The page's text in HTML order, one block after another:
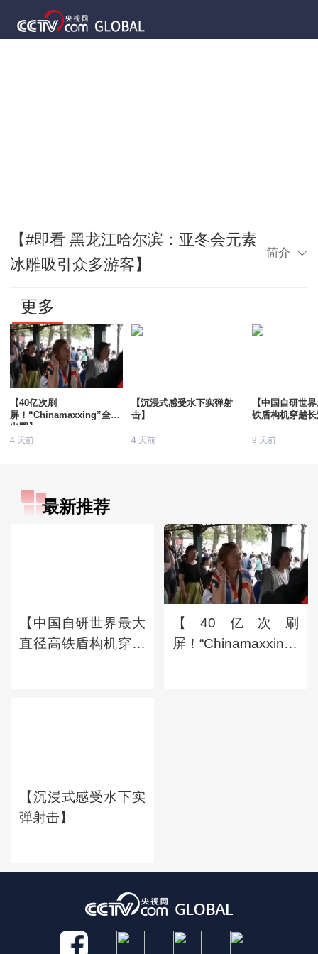
【#即看 黑龙江哈尔滨：亚冬会元素
冰雕吸引众多游客】
简介
更多
【40亿次刷
屏！“Chinamaxxing”全球
出圈】
4 天前
【沉浸式感受水下实弹射
击】
4 天前
【中国自研世
铁盾构机穿越
9 天前
最新推荐
【中国自研世界最大
直径高铁盾构机穿越
【40亿次刷
屏！“Chinamaxxing”全
【沉浸式感受水下实
弹射击】